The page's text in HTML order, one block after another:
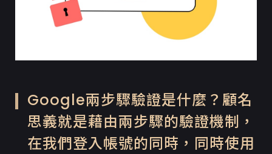
Google兩步驟驗證是什麼？顧名
思義就是藉由兩步驟的驗證機制，
在我們登入帳號的同時，同時使用